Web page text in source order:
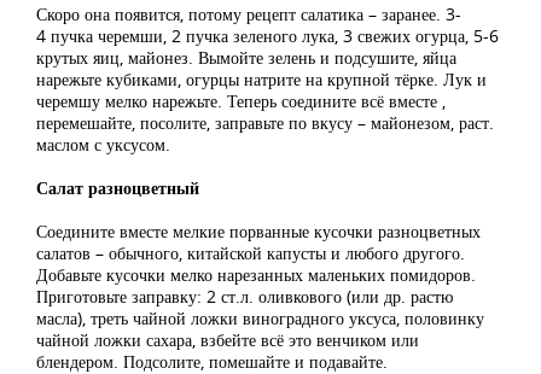
Скоро она появится, потому рецепт салатика – заранее. 3-
4 пучка черемши, 2 пучка зеленого лука, 3 свежих огурца, 5-6
крутых яиц, майонез. Вымойте зелень и подсушите, яйца
нарежьте кубиками, огурцы натрите на крупной тёрке. Лук и
черемшу мелко нарежьте. Теперь соедините всё вместе ,
перемешайте, посолите, заправьте по вкусу – майонезом, раст.
маслом с уксусом.
Салат разноцветный
Соедините вместе мелкие порванные кусочки разноцветных
салатов – обычного, китайской капусты и любого другого.
Добавьте кусочки мелко нарезанных маленьких помидоров.
Приготовьте заправку: 2 ст.л. оливкового (или др. растю
масла), треть чайной ложки виноградного уксуса, половинку
чайной ложки сахара, взбейте всё это венчиком или
блендером. Подсолите, помешайте и подавайте.